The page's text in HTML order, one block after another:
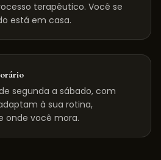
terapêutico. Você se
está em casa.
segunda a sábado, com
à sua rotina,
onde você mora.